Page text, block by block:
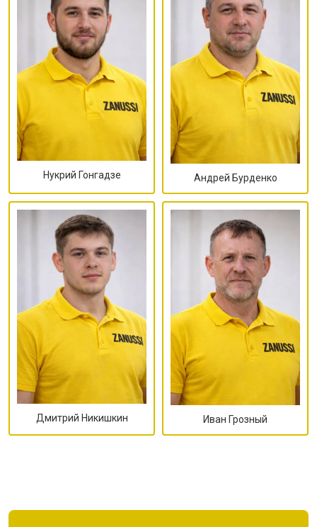
Нукрий Гонгадзе Андрей Бурденко
Дмитрий Никишкин Иван Грозный